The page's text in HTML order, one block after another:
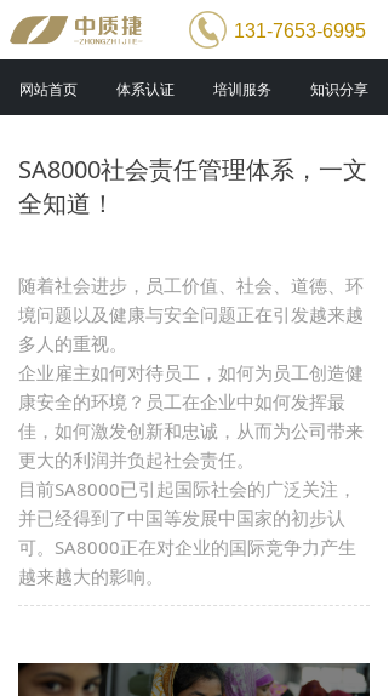
131-7653-6995
网站首页 体系认证 培训服务 知识分享
SA8000社会责任管理体系，一文
全知道！
随着社会进步，员工价值、社会、道德、环
境问题以及健康与安全问题正在引发越来越
多人的重视。
企业雇主如何对待员工，如何为员工创造健
康安全的环境？员工在企业中如何发挥最
佳，如何激发创新和忠诚，从而为公司带来
更大的利润并负起社会责任。
目前SA8000已引起国际社会的广泛关注，
并已经得到了中国等发展中国家的初步认
可。SA8000正在对企业的国际竞争力产生
越来越大的影响。